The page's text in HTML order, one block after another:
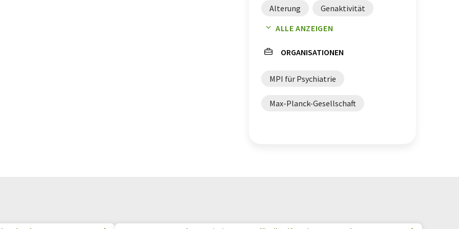
Alterung Genaktivität
Neuronen
Alzheimer-Krankheit
präfrontaler Cortex
Genexpression
ALLE ANZEIGEN
ORGANISATIONEN
MPI für Psychiatrie
Max-Planck-Gesellschaft